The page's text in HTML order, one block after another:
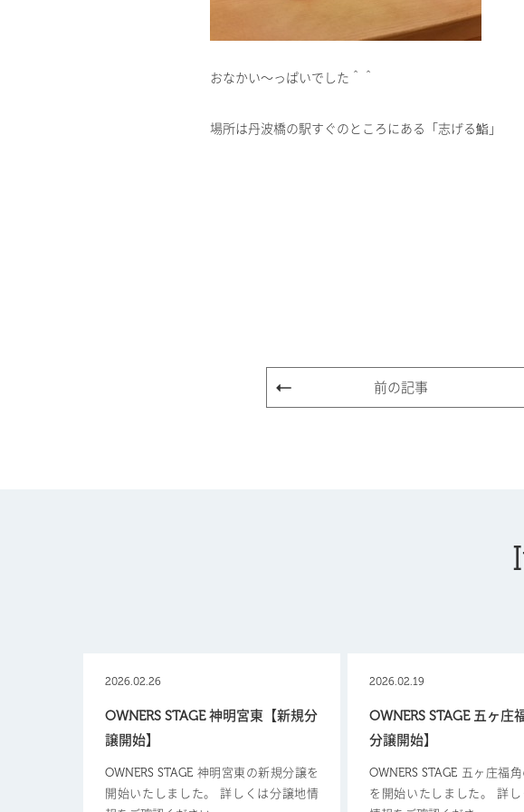
おなかい～っぱいでした＾＾
場所は丹波橋の駅すぐのところにある「志げる鮨」
前の記事
2026.02.26
OWNERS STAGE 神明宮東【新規分
譲開始】
OWNERS STAGE 神明宮東の新規分譲を
開始いたしました。 詳しくは分譲地情
2026.02.19
OWNERS STAGE 五ヶ庄
分譲開始】
OWNERS STAGE 五ヶ庄福
を開始いたしました。 詳